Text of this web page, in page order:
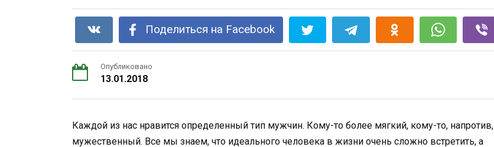
Поделиться на Facebook
Опубликовано
13.01.2018
Каждой из нас нравится определенный тип мужчин. Кому-то более мягкий, кому-то, напротив,
мужественный. Все мы знаем, что идеального человека в жизни очень сложно встретить, а